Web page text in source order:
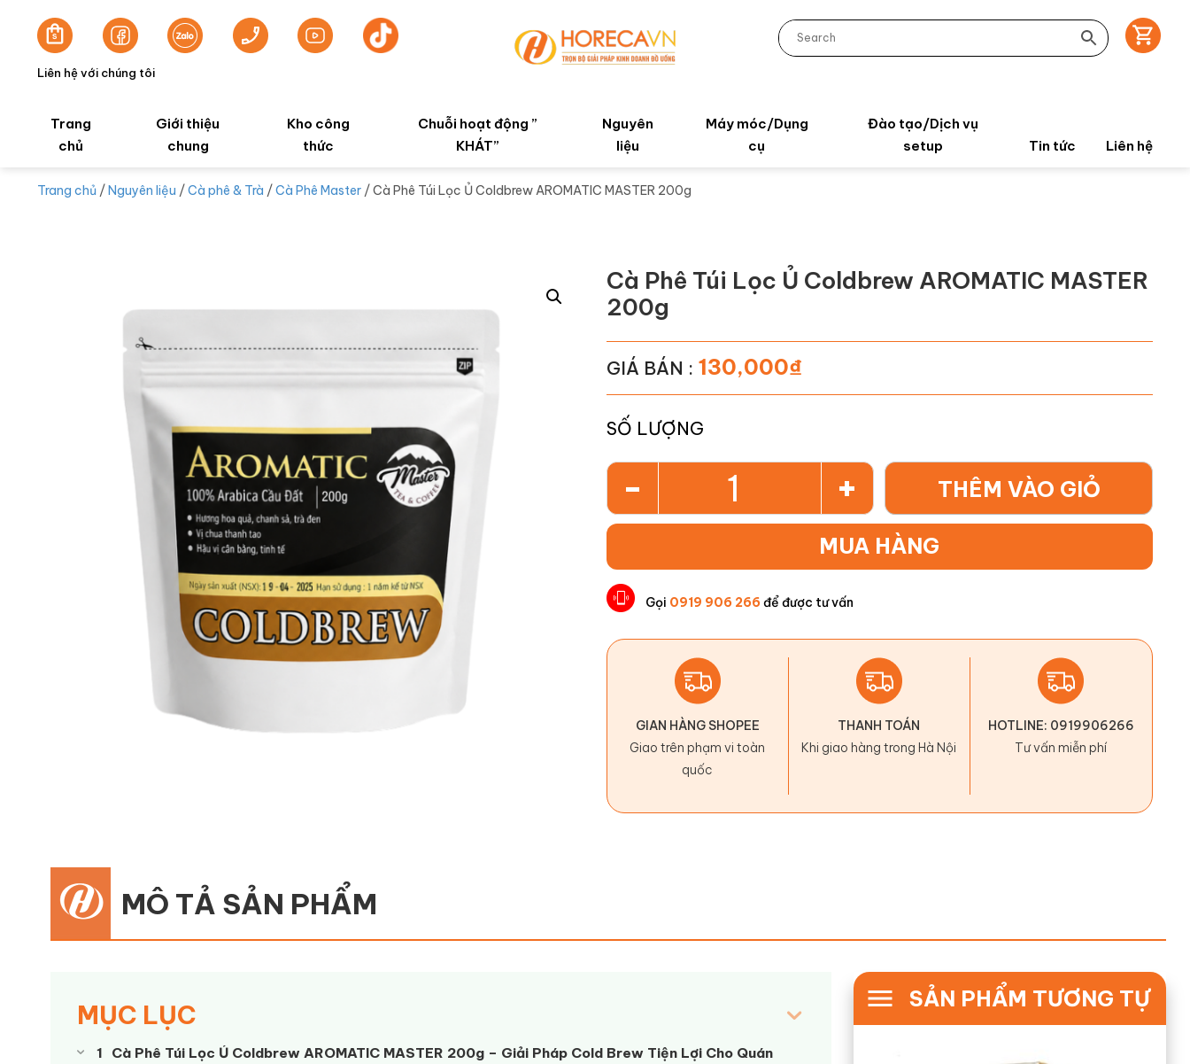
Liên hệ với chúng tôi
Trang
chủ
Giới thiệu
chung
Kho công
thức
Chuỗi hoạt động ”
KHÁT”
Nguyên
liệu
Máy móc/Dụng
cụ
Đào tạo/Dịch vụ
setup
Tin tức Liên hệ
Trang chủ /Nguyên liệu /Cà phê & Trà /Cà Phê Master / Cà Phê Túi Lọc Ủ Coldbrew AROMATIC MASTER 200g
Cà Phê Túi Lọc Ủ Coldbrew AROMATIC MASTER
200g
GIÁ BÁN : 130,000₫
SỐ LƯỢNG
+
- THÊM VÀO GIỎ
MUA HÀNG
Gọi 0919 906 266 để được tư vấn
GIAN HÀNG SHOPEE
Giao trên phạm vi toàn
quốc
THANH TOÁN
Khi giao hàng trong Hà Nội
HOTLINE: 0919906266
Tư vấn miễn phí
MÔ TẢ SẢN PHẨM
MỤC LỤC
Cà Phê Túi Lọc Ủ Coldbrew AROMATIC MASTER 200g – Giải Pháp Cold Brew Tiện Lợi Cho Quán
SẢN PHẨM TƯƠNG TỰ